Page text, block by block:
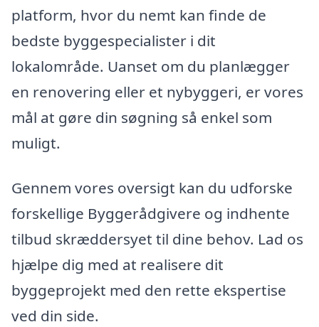
platform, hvor du nemt kan finde de
bedste byggespecialister i dit
lokalområde. Uanset om du planlægger
en renovering eller et nybyggeri, er vores
mål at gøre din søgning så enkel som
muligt.
Gennem vores oversigt kan du udforske
forskellige Byggerådgivere og indhente
tilbud skræddersyet til dine behov. Lad os
hjælpe dig med at realisere dit
byggeprojekt med den rette ekspertise
ved din side.